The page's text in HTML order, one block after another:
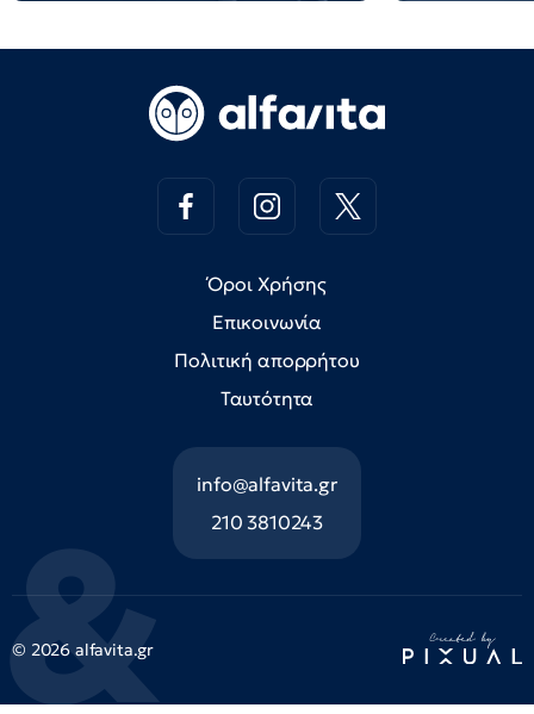
Όροι Χρήσης
Επικοινωνία
Πολιτική απορρήτου
Ταυτότητα
info@alfavita.gr
210 3810243
© 2026 alfavita.gr